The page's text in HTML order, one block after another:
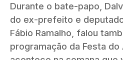
Durante o bate-papo,
do ex-prefeito e
Fábio Ramalho, falou
programação da Festa